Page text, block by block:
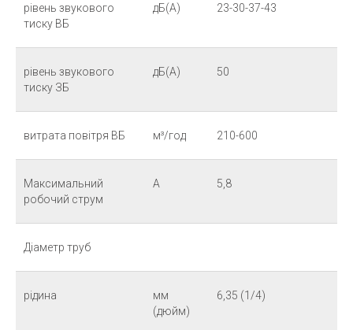
рівень звукового
тиску ВБ
дБ(А) 23-30-37-43
рівень звукового
тиску ЗБ
дБ(А) 50
витрата повітря ВБ м³/год 210-600
Максимальний
робочий струм
А 5,8
Діаметр труб
рідина
мм
(дюйм)
6,35 (1/4)